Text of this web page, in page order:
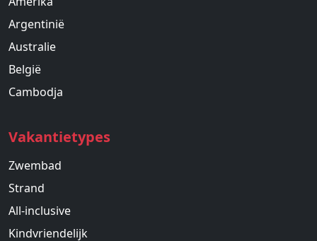
Argentinië
Australie
België
Cambodja
Vakantietypes
Zwembad
Strand
All-inclusive
Kindvriendelijk